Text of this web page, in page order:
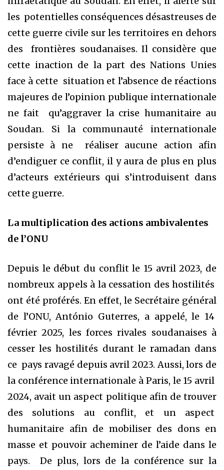
les potentielles conséquences désastreuses de
cette guerre civile sur les territoires en dehors
des frontières soudanaises. Il considère que
cette inaction de la part des Nations Unies
face à cette situation et l’absence de réactions
majeures de l’opinion publique internationale
ne fait qu’aggraver la crise humanitaire au
Soudan. Si la communauté internationale
persiste à ne réaliser aucune action afin
d’endiguer ce conflit, il y aura de plus en plus
d’acteurs extérieurs qui s’introduisent dans
cette guerre.
La multiplication des actions ambivalentes
de l’ONU
Depuis le début du conflit le 15 avril 2023, de
nombreux appels à la cessation des hostilités
ont été proférés. En effet, le Secrétaire général
de l’ONU, António Guterres, a appelé, le 14
février 2025, les forces rivales soudanaises à
cesser les hostilités durant le ramadan dans
ce pays ravagé depuis avril 2023. Aussi, lors de
la conférence internationale à Paris, le 15 avril
2024, avait un aspect politique afin de trouver
des solutions au conflit, et un aspect
humanitaire afin de mobiliser des dons en
masse et pouvoir acheminer de l’aide dans le
pays. De plus, lors de la conférence sur la